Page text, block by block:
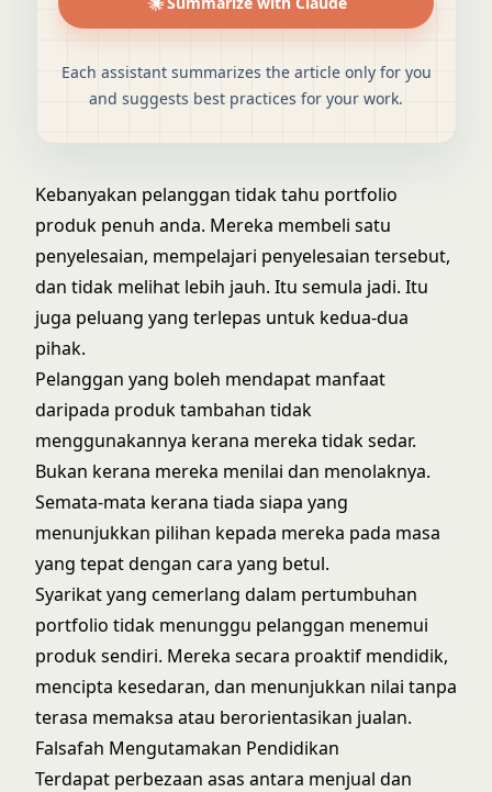
Each assistant summarizes the article only for you
and suggests best practices for your work.
Kebanyakan pelanggan tidak tahu portfolio
produk penuh anda. Mereka membeli satu
penyelesaian, mempelajari penyelesaian tersebut,
dan tidak melihat lebih jauh. Itu semula jadi. Itu
juga peluang yang terlepas untuk kedua-dua
pihak.
Pelanggan yang boleh mendapat manfaat
daripada produk tambahan tidak
menggunakannya kerana mereka tidak sedar.
Bukan kerana mereka menilai dan menolaknya.
Semata-mata kerana tiada siapa yang
menunjukkan pilihan kepada mereka pada masa
yang tepat dengan cara yang betul.
Syarikat yang cemerlang dalam pertumbuhan
portfolio tidak menunggu pelanggan menemui
produk sendiri. Mereka secara proaktif mendidik,
mencipta kesedaran, dan menunjukkan nilai tanpa
terasa memaksa atau berorientasikan jualan.
Falsafah Mengutamakan Pendidikan
Terdapat perbezaan asas antara menjual dan